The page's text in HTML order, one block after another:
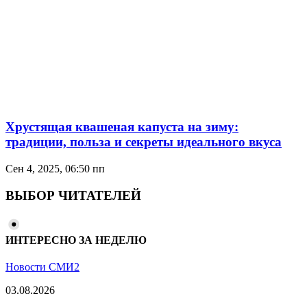
Хрустящая квашеная капуста на зиму:
традиции, польза и секреты идеального вкуса
Сен 4, 2025, 06:50 пп
ВЫБОР ЧИТАТЕЛЕЙ
ИНТЕРЕСНО ЗА НЕДЕЛЮ
Новости СМИ2
03.08.2026